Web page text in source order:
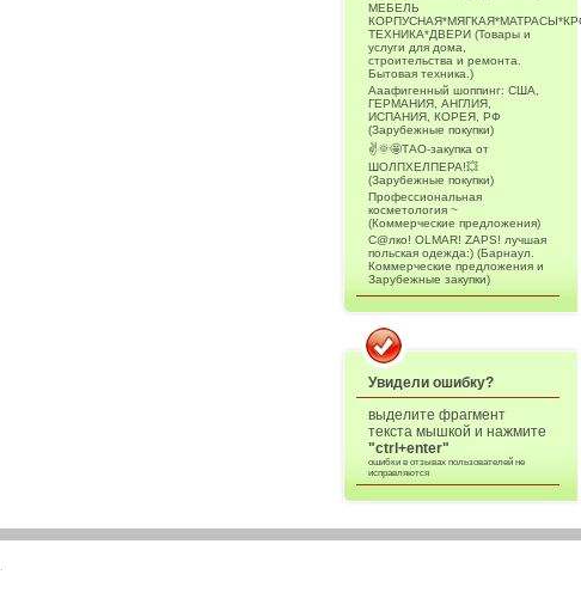
МЕБЕЛЬ
ТЕХНИКА*ДВЕРИ (Товары и
услуги для дома,
строительства и ремонта.
Бытовая техника.)
Ааафигенный шоппинг: США,
ГЕРМАНИЯ, АНГЛИЯ,
ИСПАНИЯ, КОРЕЯ, РФ
(Зарубежные покупки)
✌️🌞🤩ТАО-закупка от
ШОЛПХЕЛПЕРА!💥
(Зарубежные покупки)
Профессиональная
косметология ~
(Коммерческие предложения)
С@лко! OLMAR! ZAPS! лучшая
польская одежда:) (Барнаул.
Коммерческие предложения и
Зарубежные закупки)
Увидели ошибку?
выделите фрагмент
текста мышкой и нажмите
"ctrl+enter"
ошибки в отзывах пользователей не
исправляются